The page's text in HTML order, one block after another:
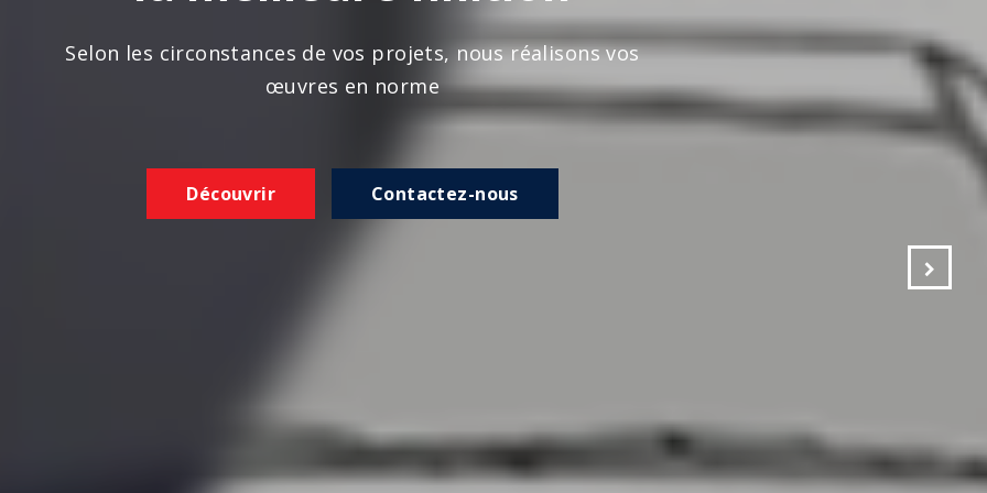
les circonstances de vos projets, nous réalisons vos
œuvres en norme
Contactez-nous